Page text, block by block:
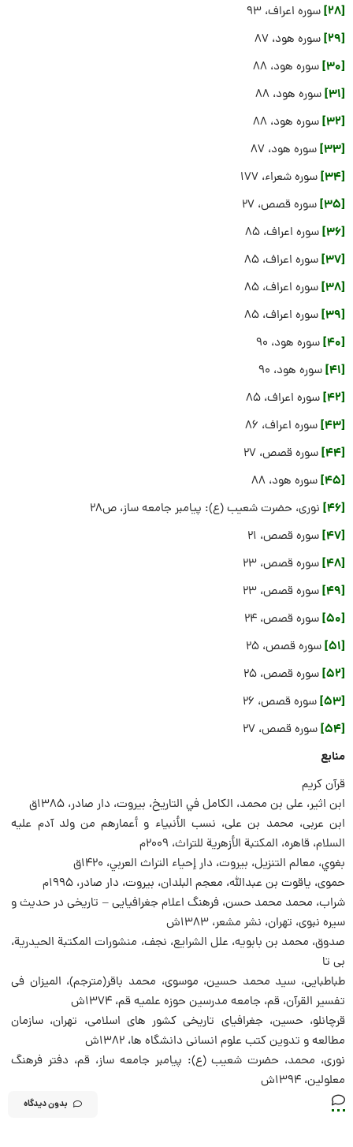
[28] سوره اعراف، 93
[29] سوره هود، 87
[30] سوره هود، 88
[31] سوره هود، 88
[32] سوره هود، 88
[33] سوره هود، 87
[34] سوره شعراء، ۱۷۷
[35] سوره قصص، 27
[36] سوره اعراف، 85
[37] سوره اعراف، 85
[38] سوره اعراف، 85
[39] سوره اعراف، 85
[40] سوره هود، 90
[41] سوره هود، 90
[42] سوره اعراف، 85
[43] سوره اعراف، 86
[44] سوره قصص، 27
[45] سوره هود، 88
[46] نوری، حضرت شعیب (ع): پیامبر جامعه‏ ساز، ص28
[47] سوره قصص، 21
[48] سوره قصص، 23
[49] سوره قصص، 23
[50] سوره قصص، 24
[51] سوره قصص، 25
[52] سوره قصص، 25
[53] سوره قصص، 26
[54] سوره قصص، 27
منابع
قرآن کریم
ابن اثیر، علی بن محمد، الكامل في التاريخ، بیروت، دار صادر، 1385ق
ابن عربی، محمد بن علی، نسب الأنبياء و أعمارهم من ولد آدم عليه
السلام، قاهره، المکتبة الأزهرية للتراث، 2009م
بغوي، معالم التنزیل، بیروت، دار إحياء التراث العربي‏، 1420ق
حموی، یاقوت بن عبدالله، معجم البلدان، بیروت، دار صادر، 1995م
شراب، محمد محمد حسن، فرهنگ اعلام جغرافیایی – تاریخی در حدیث و
سیره نبوی، تهران، نشر مشعر، 1383ش
صدوق، محمد بن بابویه، علل الشرایع، نجف، منشورات المكتبة الحيدرية،
بی تا
طباطبایی، سید محمد حسین، موسوی، محمد باقر(مترجم)، المیزان فی
تفسیر القرآن، قم، جامعه مدرسين حوزه علميه قم‏، 1374ش
قرچانلو، حسین، جغرافیای تاریخی کشور های اسلامی، تهران، سازمان
مطالعه و تدوين کتب علوم انسانی دانشگاه ها، 1382ش
نوری، محمد، حضرت شعیب (ع): پیامبر جامعه‏ ساز، قم، دفتر فرهنگ
معلولین، 1394ش
بدون دیدگاه